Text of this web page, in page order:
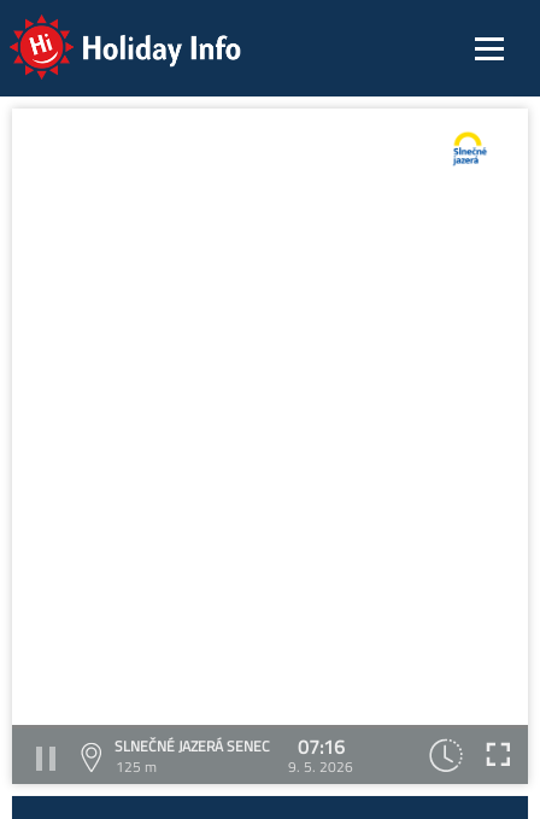
Holiday Info
SLNEČNÉ JAZERÁ SENEC
125 m
07:16
9. 5. 2026